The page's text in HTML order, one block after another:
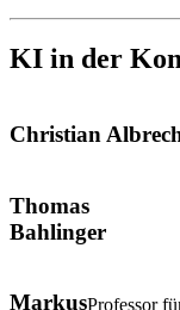
KI in der
Christian
Thomas
Bahlinger
MarkusProfessor